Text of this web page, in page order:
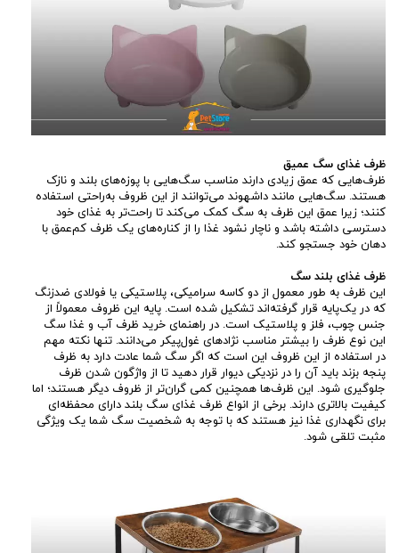
ظرف غذای سگ عمیق
ظرف‌هایی که عمق زیادی دارند مناسب سگ‌هایی با پوزه‌های بلند و نازک
هستند. سگ‌هایی مانند داشهوند‌ می‌توانند از این ظروف به‌راحتی استفاده
کنند؛ زیرا عمق این ظرف به سگ کمک می‌کند تا راحت‌تر به غذای خود
دسترسی داشته باشد و ناچار نشود غذا را از کناره‌های یک ظرف کم‌عمق با
دهان خود جستجو کند.
ظرف غذای بلند سگ
این ظرف به طور معمول از دو کاسه سرامیکی، پلاستیکی یا فولادی ضدزنگ
که در یک‌پایه قرار گرفته‌اند تشکیل شده است. پایه این ظروف معمولاً از
جنس چوب، فلز و پلاستیک است. در راهنمای خرید ظرف آب و غذا سگ
این نوع ظرف را بیشتر مناسب نژادهای غول‌پیکر می‌دانند. تنها نکته مهم
در استفاده از این ظروف این است که اگر سگ شما عادت دارد به ظرف
پنجه بزند باید آن را در نزدیکی دیوار قرار دهید تا از واژگون شدن ظرف
جلوگیری شود. این ظرف‌ها همچنین کمی گران‌تر از ظروف دیگر هستند؛ اما
کیفیت بالاتری دارند. برخی از انواع ظرف غذای سگ بلند دارای محفظه‌ای
برای نگهداری غذا نیز هستند که با توجه به شخصیت سگ شما یک ویژگی
مثبت تلقی شود.